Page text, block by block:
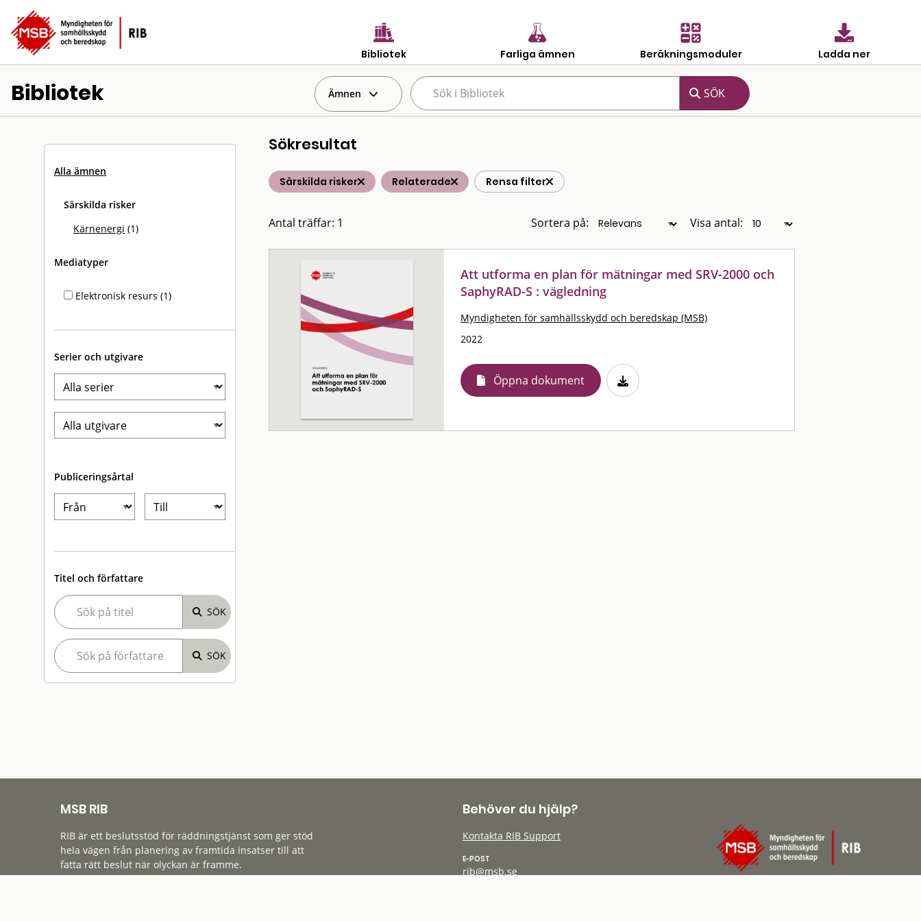
Bibliotek Farliga ämnen Beräkningsmoduler Ladda ner
Bibliotek Ämnen
Alla ämnen
Särskilda risker
Kärnenergi (1)
Mediatyper
Elektronisk resurs (1)
Serier och utgivare
Publiceringsårtal
Titel och författare
Sökresultat
Särskilda risker Relaterade Rensa filter
Antal träffar: 1 Sortera på: Visa antal:
Att utforma en plan för mätningar med SRV-2000 och
SaphyRAD-S : vägledning
Myndigheten för samhällsskydd och beredskap (MSB)
2022
Öppna dokument
MSB RIB
RIB är ett beslutsstöd för räddningstjänst som ger stöd
hela vägen från planering av framtida insatser till att
fatta rätt beslut när olyckan är framme.
Behöver du hjälp?
Kontakta RIB Support
E-POST
rib@msb.se